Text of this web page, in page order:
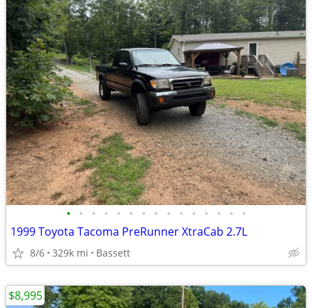
• • • • • • • • • • • • • • •
1999 Toyota Tacoma PreRunner XtraCab 2.7L
8/6 329k mi Bassett
$8,995